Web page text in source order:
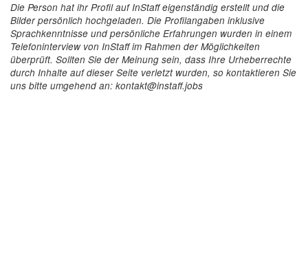
Die Person hat ihr Profil auf InStaff eigenständig erstellt und die
Bilder persönlich hochgeladen. Die Profilangaben inklusive
Sprachkenntnisse und persönliche Erfahrungen wurden in einem
Telefoninterview von InStaff im Rahmen der Möglichkeiten
überprüft. Sollten Sie der Meinung sein, dass Ihre Urheberrechte
durch Inhalte auf dieser Seite verletzt wurden, so kontaktieren Sie
uns bitte umgehend an: kontakt@instaff.jobs